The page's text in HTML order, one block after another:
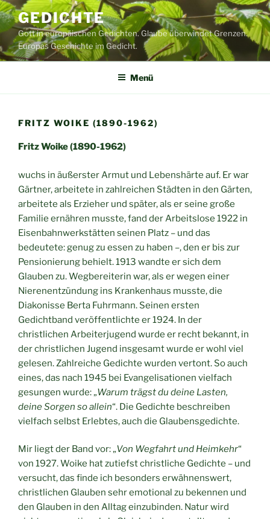
Zum
Inhalt
springen
GEDICHTE
Gott in europäischen Gedichten. Glaube überwindet Grenzen.
Europas Geschichte im Gedicht.
Menü
FRITZ WOIKE (1890-1962)
Fritz Woike (1890-1962)
wuchs in äußerster Armut und Lebenshärte auf. Er war
Gärtner, arbeitete in zahlreichen Städten in den Gärten,
arbeitete als Erzieher und später, als er seine große
Familie ernähren musste, fand der Arbeitslose 1922 in
Eisenbahnwerkstätten seinen Platz – und das
bedeutete: genug zu essen zu haben –, den er bis zur
Pensionierung behielt. 1913 wandte er sich dem
Glauben zu. Wegbereiterin war, als er wegen einer
Nierenentzündung ins Krankenhaus musste, die
Diakonisse Berta Fuhrmann. Seinen ersten
Gedichtband veröffentlichte er 1924. In der
christlichen Arbeiterjugend wurde er recht bekannt, in
der christlichen Jugend insgesamt wurde er wohl viel
gelesen. Zahlreiche Gedichte wurden vertont. So auch
eines, das nach 1945 bei Evangelisationen vielfach
gesungen wurde: „Warum trägst du deine Lasten,
deine Sorgen so allein“. Die Gedichte beschreiben
vielfach selbst Erlebtes, auch die Glaubensgedichte.
Mir liegt der Band vor: „Von Wegfahrt und Heimkehr“
von 1927. Woike hat zutiefst christliche Gedichte – und
versucht, das finde ich besonders erwähnenswert,
christlichen Glauben sehr emotional zu bekennen und
den Glauben in den Alltag einzubinden. Natur wird